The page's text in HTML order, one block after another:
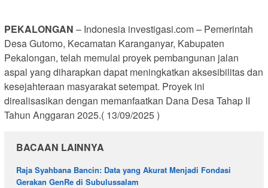
PEKALONGAN – Indonesia investigasi.com – Pemerintah
Desa Gutomo, Kecamatan Karanganyar, Kabupaten
Pekalongan, telah memulai proyek pembangunan jalan
aspal yang diharapkan dapat meningkatkan aksesibilitas dan
kesejahteraan masyarakat setempat. Proyek ini
direalisasikan dengan memanfaatkan Dana Desa Tahap II
Tahun Anggaran 2025.( 13/09/2025 )
BACAAN LAINNYA
Raja Syahbana Bancin: Data yang Akurat Menjadi Fondasi
Gerakan GenRe di Subulussalam